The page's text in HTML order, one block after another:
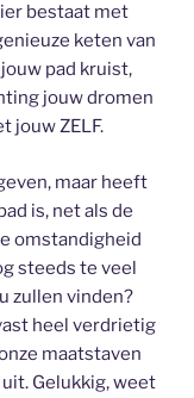
bestaat met
keten van
pad kruist,
jouw dromen
jouw ZELF.
maar heeft
is, net als de
omstandigheid
steeds te veel
zullen vinden?
heel verdrietig
maatstaven
Gelukkig, weet